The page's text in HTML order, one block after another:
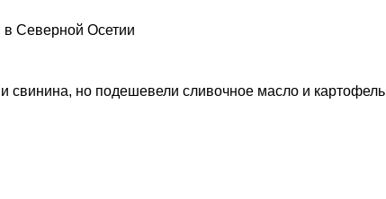
в Северной Осетии
но подешевели сливочное масло и картофель